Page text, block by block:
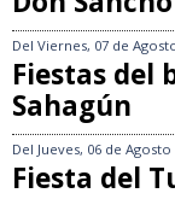
Del Viernes, 07 de
Fiestas del
Sahagún
Del Jueves, 06 de Agosto
Fiesta del